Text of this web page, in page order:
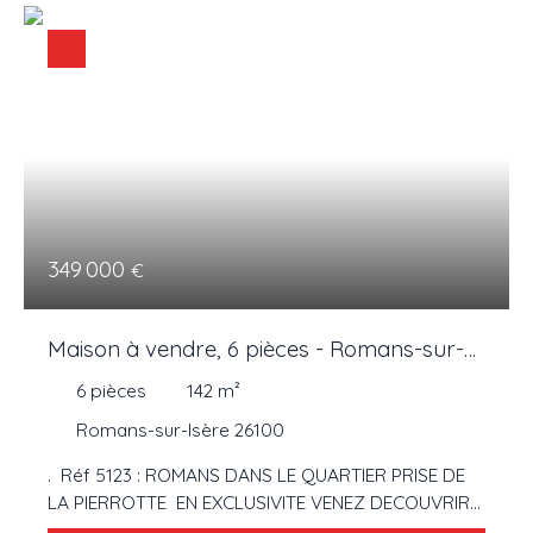
349 000 €
Maison à vendre, 6 pièces - Romans-sur-
Isère 26100
6 pièces 142 m²
Romans-sur-Isère 26100
. Réf 5123 : ROMANS DANS LE QUARTIER PRISE DE
LA PIERROTTE EN EXCLUSIVITE VENEZ DECOUVRIR